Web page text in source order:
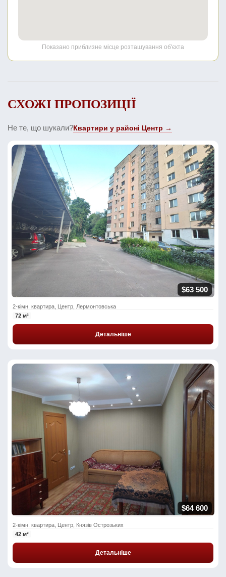
Показано приблизне місце розташування об'єкта
СХОЖІ ПРОПОЗИЦІЇ
Не те, що шукали?Квартири у районі Центр →
$63 500
2-кімн. квартира, Центр, Лермонтовська
72 м²
Детальніше
$64 600
2-кімн. квартира, Центр, Князів Острозьких
42 м²
Детальніше